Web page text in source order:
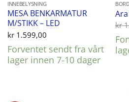
INNEBELYSNING
MESA BENKARMATUR
M/STIKK – LED
kr1.599,00
Forventet sendt fra vårt
lager innen 7-10 dager
kr